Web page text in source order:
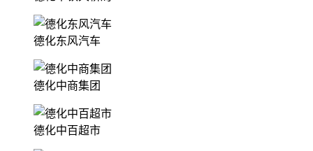
德化东风汽车
德化中商集团
德化中百超市